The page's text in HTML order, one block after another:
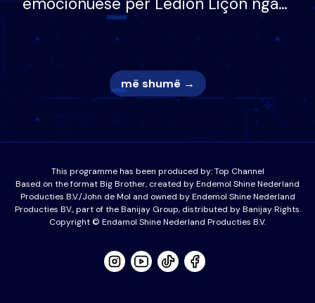
nëna dhe fëmijët e tij, moderatori
nuk i mban dot lotët: Nuk meritoj…
më shumë →
This programme has been produced by:Top Channel
Based on the format Big Brother, created by Endemol Shine Nederland
Producties B.V./John de Mol and owned by Endemol Shine Nederland
Producties BV., part of the Banijay Group, distributed by Banijay Rights.
Copyright © Endamol Shine Nederland Producties B.V.